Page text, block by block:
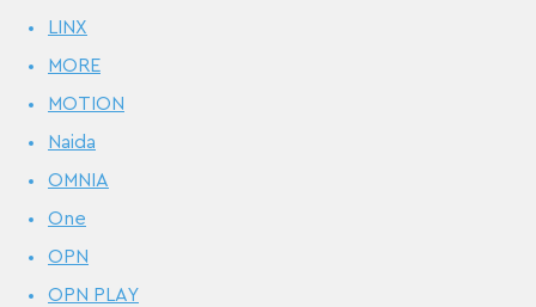
LINX
MORE
MOTION
Naida
OMNIA
One
OPN
OPN PLAY